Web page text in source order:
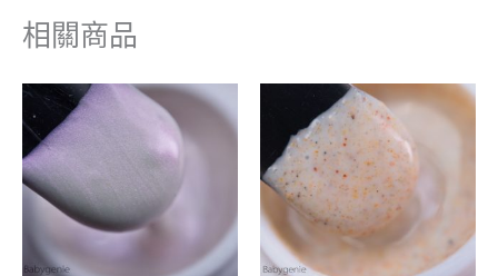
相關商品